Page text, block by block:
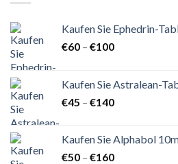
Kaufen Sie Ephedrin-
€60 – €100Preisspanne:
€100
Kaufen Sie Astralean-
€45 – €140Preisspanne:
€140
Kaufen Sie Alphabol
€50 – €160Preisspanne: